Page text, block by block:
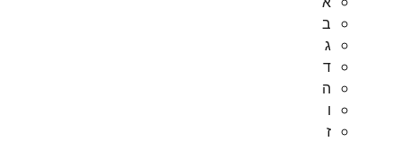
ב
ג
ד
ה
ו
ז